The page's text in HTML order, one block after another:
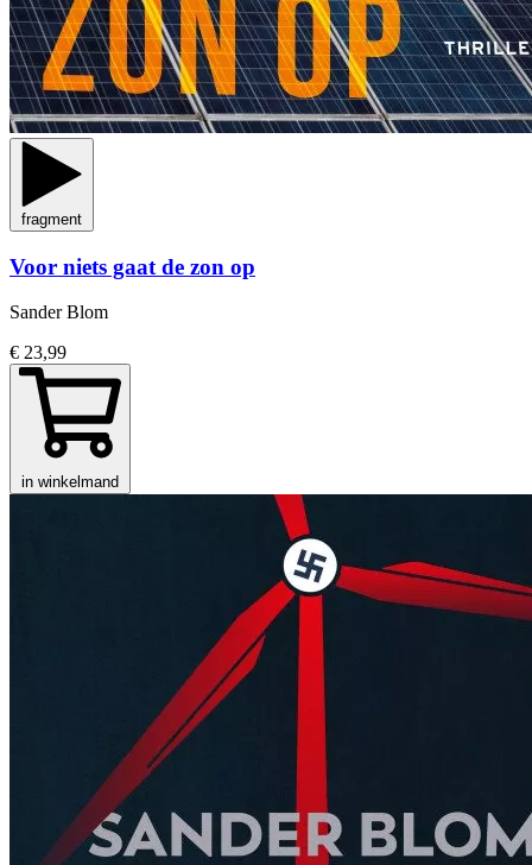
fragment
Voor niets gaat de zon op
Sander Blom
€ 23,99
in winkelmand